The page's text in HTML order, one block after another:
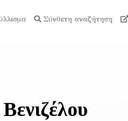
Σύνθετη αναζήτηση